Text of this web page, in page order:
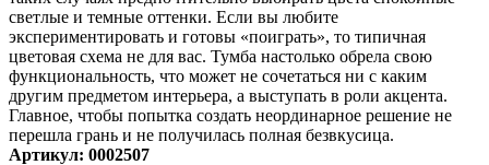
светлые и темные оттенки. Если вы любите
экспериментировать и готовы «поиграть», то типичная
цветовая схема не для вас. Тумба настолько обрела свою
функциональность, что может не сочетаться ни с каким
другим предметом интерьера, а выступать в роли акцента.
Главное, чтобы попытка создать неординарное решение не
перешла грань и не получилась полная безвкусица.
Артикул: 0002507